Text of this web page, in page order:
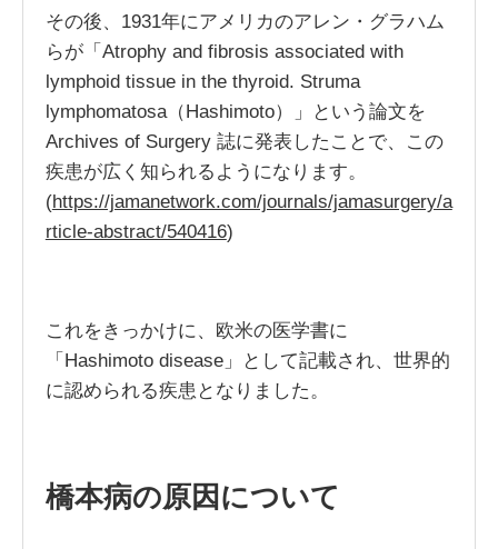
その後、1931年にアメリカのアレン・グラハム
らが「Atrophy and fibrosis associated with
lymphoid tissue in the thyroid. Struma
lymphomatosa（Hashimoto）」という論文を
Archives of Surgery 誌に発表したことで、この
疾患が広く知られるようになります。
(https://jamanetwork.com/journals/jamasurgery/a
rticle-abstract/540416)
これをきっかけに、欧米の医学書に
「Hashimoto disease」として記載され、世界的
に認められる疾患となりました。
橋本病の原因について